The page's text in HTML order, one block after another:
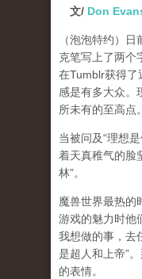
文/ Don
（泡泡特约）
日
克笔写上了两个
在Tumblr获得了
感是有多大众。
所未有的至高点。
当被问及“理想
着天真稚气的脸
林”。
魔兽世界最热的
游戏的魅力时他
我想做的事，去
是超人和上帝”
的表情。